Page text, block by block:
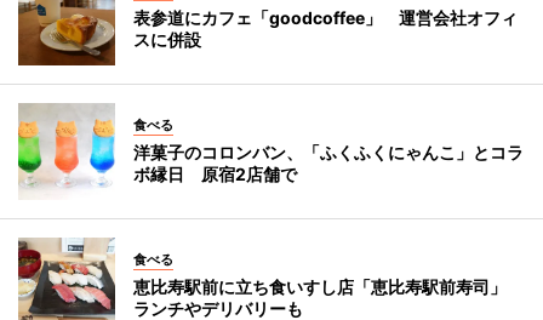
表参道にカフェ「goodcoffee」 運営会社オフィ
スに併設
食べる
洋菓子のコロンバン、「ふくふくにゃんこ」とコラ
ボ縁日 原宿2店舗で
食べる
恵比寿駅前に立ち食いすし店「恵比寿駅前寿司」
ランチやデリバリーも